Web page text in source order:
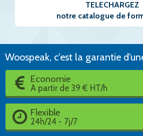
TELECHARGEZ
notre catalogue de
Woospeak, c'est la garantie
Economie
A partir de 39 € HT/h
Flexible
24h/24 - 7j/7